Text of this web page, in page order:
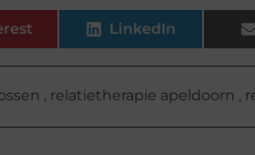
LinkedIn
, relatietherapie apeldoorn ,